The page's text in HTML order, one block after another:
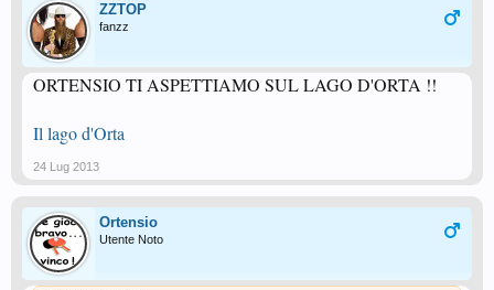
ZZTOP
fanzz
ORTENSIO TI ASPETTIAMO SUL LAGO D'ORTA !!
Il lago d'Orta
24 Lug 2013
Ortensio
Utente Noto